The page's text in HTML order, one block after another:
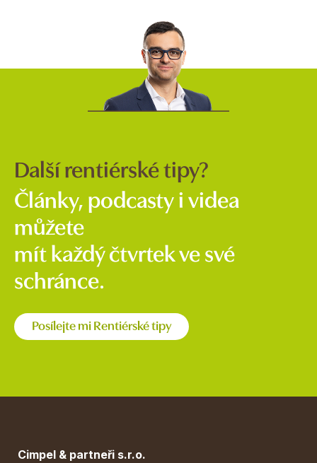
Další rentiérské tipy?
Články, podcasty i videa
můžete
mít každý čtvrtek ve své
schránce.
Posílejte mi Rentiérské tipy
Cimpel & partneři s.r.o.